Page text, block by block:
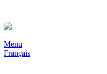
Menu
Français